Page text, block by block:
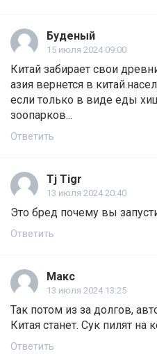
Буденый
15 июля 2024 09:00
Китай забирает свои
азия вернется в
если только в виде еды
зоопарков...
Ответить
Tj Tigr
13 июля 2024 20:40
Это бред почему вы
Ответить
Макс
13 июля 2024 13:25
Так потом из за долгов,
Китая станет. Сук пилят на
Ответить